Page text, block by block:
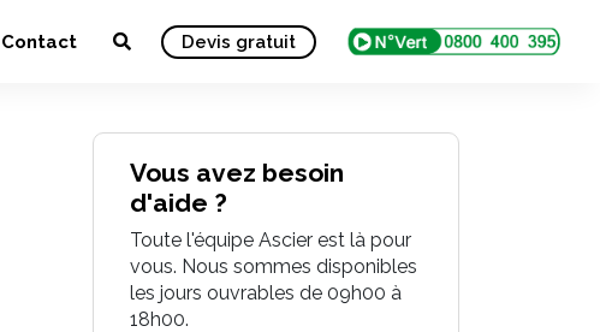
Contact Devis gratuit
Vous avez besoin
d'aide ?
Toute l'équipe Ascier est là pour
vous. Nous sommes disponibles
les jours ouvrables de 09h00 à
18h00.